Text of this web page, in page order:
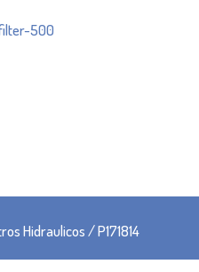
Hidraulicos/ P171814